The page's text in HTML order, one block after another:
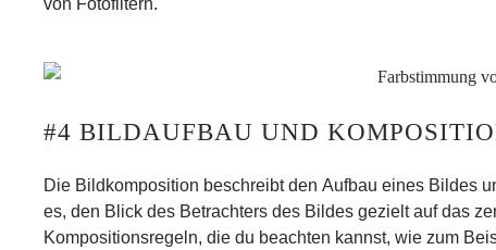
von Fotofiltern.
#4 BILDAUFBAU UND
Die Bildkomposition beschreibt den Aufbau eines Bildes
es, den Blick des Betrachters des Bildes gezielt auf das
Kompositionsregeln, die du beachten kannst, wie zum